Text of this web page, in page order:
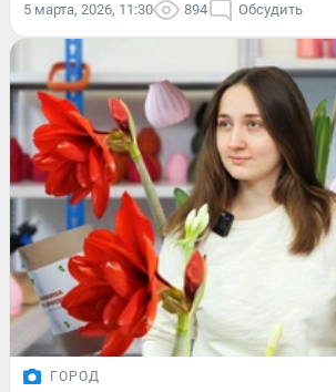
5 марта, 2026, 11:30 894 Обсудить
ГОРОД